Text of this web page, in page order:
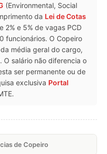
(Environmental, Social
da Lei de Cotas
2% e 5% de vagas PCD
funcionários. O Copeiro
média geral do cargo,
O salário não diferencia o
ser permanente ou de
exclusiva Portal
de Copeiro